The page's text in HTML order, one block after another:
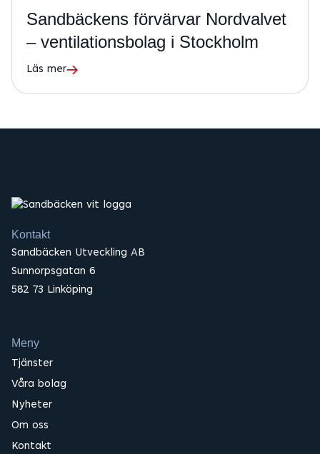
Sandbäckens förvärvar Nordvalvet
– ventilationsbolag i Stockholm
Läs mer
Kontakt
Sandbäcken Utveckling AB
Sunnorpsgatan 6
582 73 Linköping
Meny
Tjänster
Våra bolag
Nyheter
Om oss
Kontakt